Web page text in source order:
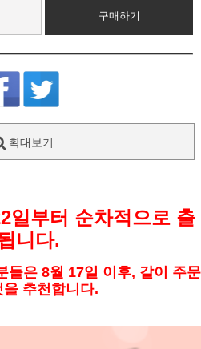
구매하기
확대보기
일부터 순차적으로 출
니다.
들은 8월 17일 이후, 같이 주문
추천합니다.